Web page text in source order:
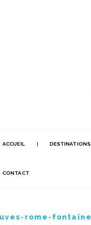
ACCUEIL DESTINATIONS
CONTACT
rome-fontaine